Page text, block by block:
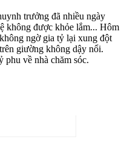
trưởng đã nhiều ngày
không được khỏe lắm... Hôm
ngờ gia tỷ lại xung đột
giường không dậy nổi.
phu về nhà chăm sóc.